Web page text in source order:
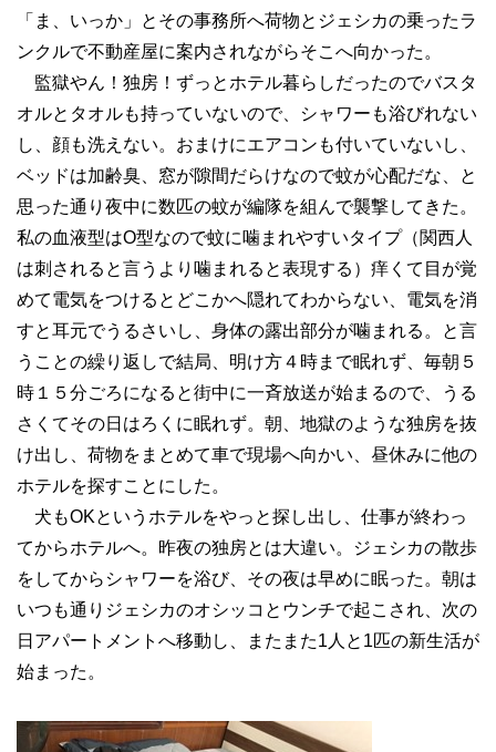
「ま、いっか」とその事務所へ荷物とジェシカの乗ったラ
ンクルで不動産屋に案内されながらそこへ向かった。
監獄やん！独房！ずっとホテル暮らしだったのでバスタ
オルとタオルも持っていないので、シャワーも浴びれない
し、顔も洗えない。おまけにエアコンも付いていないし、
ベッドは加齢臭、窓が隙間だらけなので蚊が心配だな、と
思った通り夜中に数匹の蚊が編隊を組んで襲撃してきた。
私の血液型はO型なので蚊に噛まれやすいタイプ（関西人
は刺されると言うより噛まれると表現する）痒くて目が覚
めて電気をつけるとどこかへ隠れてわからない、電気を消
すと耳元でうるさいし、身体の露出部分が噛まれる。と言
うことの繰り返しで結局、明け方４時まで眠れず、毎朝５
時１５分ごろになると街中に一斉放送が始まるので、うる
さくてその日はろくに眠れず。朝、地獄のような独房を抜
け出し、荷物をまとめて車で現場へ向かい、昼休みに他の
ホテルを探すことにした。
犬もOKというホテルをやっと探し出し、仕事が終わっ
てからホテルへ。昨夜の独房とは大違い。ジェシカの散歩
をしてからシャワーを浴び、その夜は早めに眠った。朝は
いつも通りジェシカのオシッコとウンチで起こされ、次の
日アパートメントへ移動し、またまた1人と1匹の新生活が
始まった。